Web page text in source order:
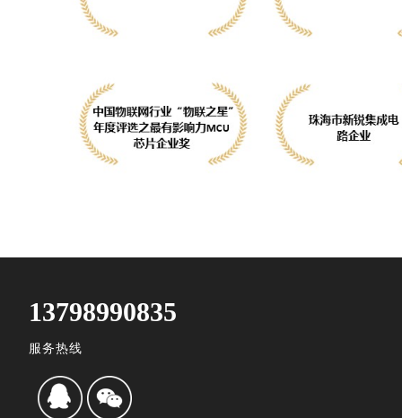
13798990835
服务热线